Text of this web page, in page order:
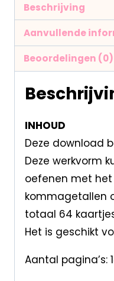
Beschrijving
Aanvullende
Beoordelingen (0)
INHOUD
Deze download
Deze werkvorm
oefenen met
kommagetallen
totaal 64
Het is geschikt
Aantal pagina’s: